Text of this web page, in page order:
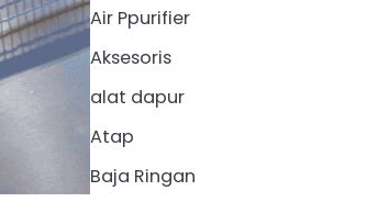
Air Ppurifier
Aksesoris
alat dapur
Atap
Baja Ringan